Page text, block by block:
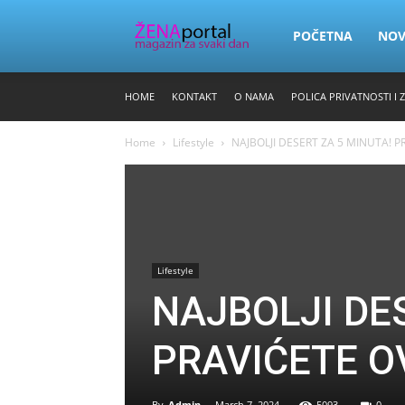
Zena
POČETNA
HOME KONTAKT O NAMA POLICA PRIVATNOSTI I
Home Lifestyle NAJBOLJI DESERT ZA 5 MINUTA!
Lifestyle
NAJBOLJI
PRAVIĆETE